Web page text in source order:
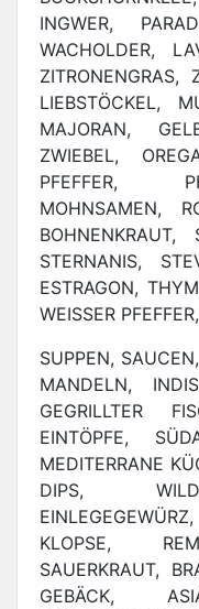
INGWER,
WACHOLDER,
ZITRONENGRAS,
LIEBSTÖCKEL,
MAJORAN,
ZWIEBEL,
PFEFFER,
MOHNSAMEN,
BOHNENKRAUT,
STERNANIS,
ESTRAGON,
WEISSER
SUPPEN,
MANDELN,
GEGRILLTER
EINTÖPFE,
MEDITERRANE
DIPS,
KLOPSE,
SAUERKRAUT,
GEBÄCK,